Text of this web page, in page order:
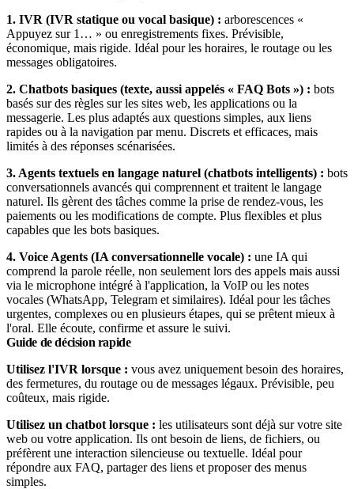
1. IVR (IVR statique ou vocal basique) : arborescences «
Appuyez sur 1… » ou enregistrements fixes. Prévisible,
économique, mais rigide. Idéal pour les horaires, le routage ou les
messages obligatoires.
2. Chatbots basiques (texte, aussi appelés « FAQ Bots ») : bots
basés sur des règles sur les sites web, les applications ou la
messagerie. Les plus adaptés aux questions simples, aux liens
rapides ou à la navigation par menu. Discrets et efficaces, mais
limités à des réponses scénarisées.
3. Agents textuels en langage naturel (chatbots intelligents) : bots
conversationnels avancés qui comprennent et traitent le langage
naturel. Ils gèrent des tâches comme la prise de rendez-vous, les
paiements ou les modifications de compte. Plus flexibles et plus
capables que les bots basiques.
4. Voice Agents (IA conversationnelle vocale) : une IA qui
comprend la parole réelle, non seulement lors des appels mais aussi
via le microphone intégré à l'application, la VoIP ou les notes
vocales (WhatsApp, Telegram et similaires). Idéal pour les tâches
urgentes, complexes ou en plusieurs étapes, qui se prêtent mieux à
l'oral. Elle écoute, confirme et assure le suivi.
Guide de décision rapide
Utilisez l'IVR lorsque : vous avez uniquement besoin des horaires,
des fermetures, du routage ou de messages légaux. Prévisible, peu
coûteux, mais rigide.
Utilisez un chatbot lorsque : les utilisateurs sont déjà sur votre site
web ou votre application. Ils ont besoin de liens, de fichiers, ou
préfèrent une interaction silencieuse ou textuelle. Idéal pour
répondre aux FAQ, partager des liens et proposer des menus
simples.